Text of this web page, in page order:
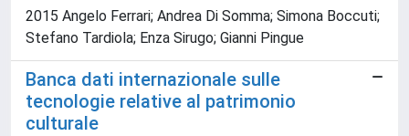
2015 Angelo Ferrari; Andrea Di Somma; Simona Boccuti;
Stefano Tardiola; Enza Sirugo; Gianni Pingue
Banca dati internazionale sulle
tecnologie relative al patrimonio
culturale